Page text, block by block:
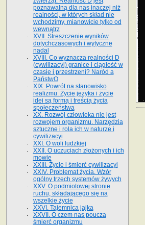
poznawalną dla nas inaczej niż
realności, w których skład nie
wchodzimy, mianowicie tylko od
wewnątrz
XVII. Streszczenie wyników
dotychczasowych i wytyczne
nadal
XVIII. Co wyznacza realności D
(cywilizacyi) granice i ciągłość w
czasie i przestrzeni? Naród a
PaństwO
XIX. Powrót na stanowisko
realizmu. Życie języka i życie
idei są formą i treścią życia
społeczeństwa
XX. Rozwój człowieka nie jest
rozwojem organizmu. Narzędzia
sztuczne i rola ich w naturze i
cywilizacyi
XXI. O woli ludzkiej
XXII. O uczuciach złożonych i ich
mowie
XXIII. Życie i śmierć cywilizacyi
XXIV. Problemat życia. Wzór
ogólny trzech systemów żywych
XXV. O podmiotowej stronie
ruchu, składającego się na
wszelkie życie
XXVI. Tajemnica jajka
XXVII. O czem nas poucza
śmierć organizmu